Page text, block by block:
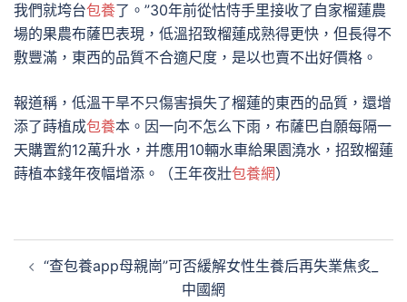
我們就垮台包養了。”30年前從怙恃手里接收了自家榴蓮農
場的果農布薩巴表現，低溫招致榴蓮成熟得更快，但長得不
敷豐滿，東西的品質不合適尺度，是以也賣不出好價格。
報道稱，低溫干旱不只傷害損失了榴蓮的東西的品質，還增
添了蒔植成包養本。因一向不怎么下雨，布薩巴自願每隔一
天購置約12萬升水，并應用10輛水車給果園澆水，招致榴蓮
蒔植本錢年夜幅增添。（王年夜壯包養網）
章 “查包養app母親崗”可否緩解女性生養后再失業焦炙_
中國網